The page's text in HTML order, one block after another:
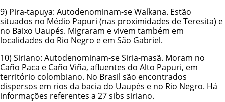
9) Pira-tapuya: Autodenominam-se Waíkana. Estão
situados no Médio Papuri (nas proximidades de Teresita) e
no Baixo Uaupés. Migraram e vivem também em
localidades do Rio Negro e em São Gabriel.
10) Siriano: Autodenominam-se Siria-masã. Moram no
Caño Paca e Caño Viña, afluentes do Alto Papuri, em
território colombiano. No Brasil são encontrados
dispersos em rios da bacia do Uaupés e no Rio Negro. Há
informações referentes a 27 sibs siriano.